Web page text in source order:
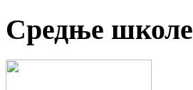
Средње школе